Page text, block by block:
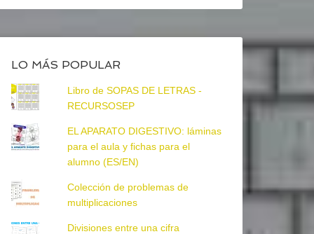
LO MÁS POPULAR
Libro de SOPAS DE LETRAS -
RECURSOSEP
EL APARATO DIGESTIVO: láminas
para el aula y fichas para el
alumno (ES/EN)
Colección de problemas de
multiplicaciones
Divisiones entre una cifra